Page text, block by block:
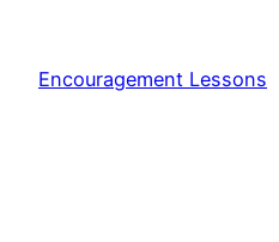
Encouragement Lessons